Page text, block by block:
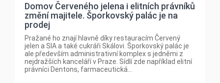
Domov Červeného jelena i elitních právníků
změní majitele. Šporkovský palác je na
prodej
Pražané ho znají hlavně díky restauracím Červený
jelen a SIA a také cukráři Skálovi. Šporkovský palác je
ale především administrativní komplex s jedněmi z
nejdražších kanceláří v Praze. Sídlí zde například elitní
právníci Dentons, farmaceutická...